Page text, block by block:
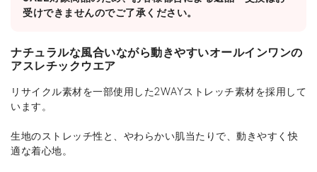
受けできませんのでご了承ください。
ナチュラルな風合いながら動きやすいオールインワンの
アスレチックウエア
リサイクル素材を一部使用した2WAYストレッチ素材を採用して
います。
生地のストレッチ性と、やわらかい肌当たりで、動きやすく快
適な着心地。